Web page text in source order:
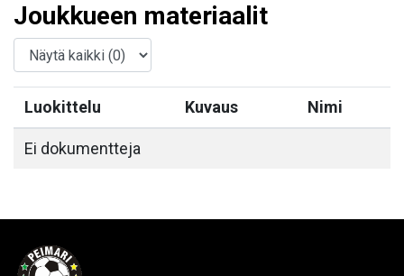
Joukkueen materiaalit
Luokittelu Kuvaus Nimi
Ei dokumentteja